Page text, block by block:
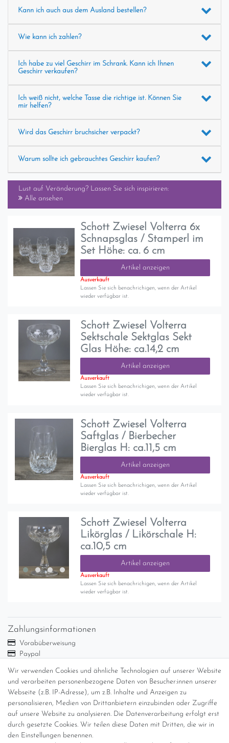
Kann ich auch aus dem Ausland bestellen?
Wie kann ich zahlen?
Ich habe zu viel Geschirr im Schrank. Kann ich Ihnen
Geschirr verkaufen?
Ich weiß nicht, welche Tasse die richtige ist. Können Sie
mir helfen?
Wird das Geschirr bruchsicher verpackt?
Warum sollte ich gebrauchtes Geschirr kaufen?
Lust auf Veränderung? Lassen Sie sich inspirieren:
Alle ansehen
Schott Zwiesel Volterra 6x
Schnapsglas / Stamperl im
Set Höhe: ca. 6 cm
Artikel anzeigen
Ausverkauft
Lassen Sie sich benachrichigen, wenn der Artikel
wieder verfügbar ist.
Schott Zwiesel Volterra
Sektschale Sektglas Sekt
Glas Höhe: ca.14,2 cm
Artikel anzeigen
Ausverkauft
Lassen Sie sich benachrichigen, wenn der Artikel
wieder verfügbar ist.
Schott Zwiesel Volterra
Saftglas / Bierbecher
Bierglas H: ca.11,5 cm
Artikel anzeigen
Ausverkauft
Lassen Sie sich benachrichigen, wenn der Artikel
wieder verfügbar ist.
Schott Zwiesel Volterra
Likörglas / Likörschale H:
ca.10,5 cm
Artikel anzeigen
Ausverkauft
Lassen Sie sich benachrichigen, wenn der Artikel
wieder verfügbar ist.
Wir verwenden Cookies und ähnliche Technologien auf unserer Website
und verarbeiten personenbezogene Daten von Besucher:innen unserer
Webseite (z.B. IP-Adresse), um z.B. Inhalte und Anzeigen zu
personalisieren, Medien von Drittanbietern einzubinden oder Zugriffe
auf unsere Website zu analysieren. Die Datenverarbeitung erfolgt erst
durch gesetzte Cookies. Wir teilen diese Daten mit Dritten, die wir in
den Einstellungen benennen.
Zahlungsinformationen
Vorabüberweisung
Paypal
Versandinformationen
Versand per GLS (6,90 Euro) oder DHL (8,49 Euro ) inkl. MwSt.
(innerhalb Deutschlands)
kostenfreie Lieferung ab 150 Euro Warenwert (innerhalb